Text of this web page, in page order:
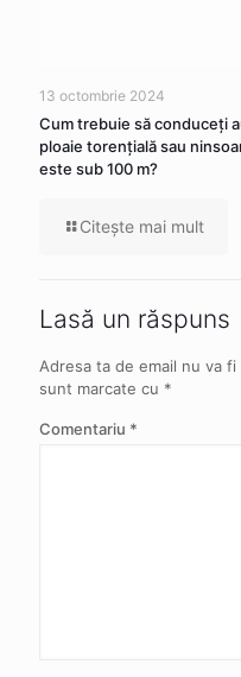
13 octombrie 2024
Cum trebuie să conduceţi
ploaie torenţială sau
este sub 100 m?
Citeşte mai mult
Lasă un răspuns
Adresa ta de email nu va fi
sunt marcate cu *
Comentariu *